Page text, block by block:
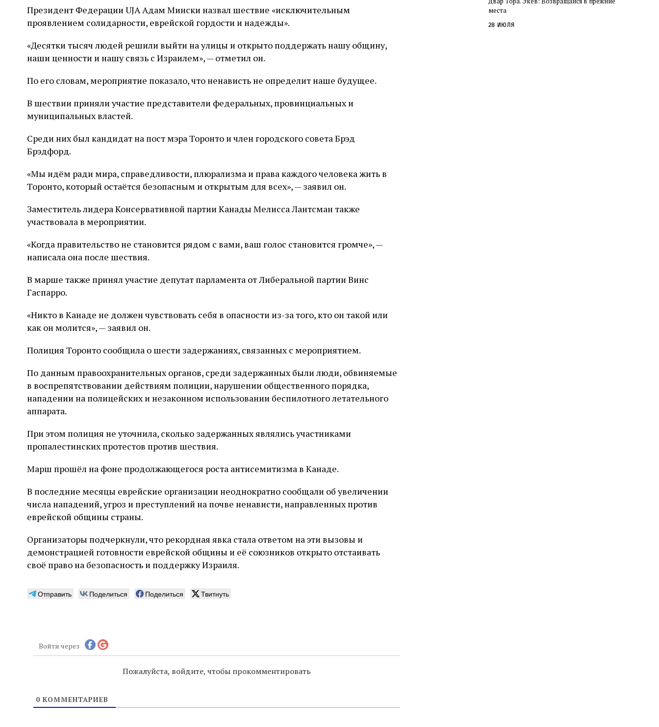
Президент Федерации UJA Адам Мински назвал шествие «исключительным
проявлением солидарности, еврейской гордости и надежды».
«Десятки тысяч людей решили выйти на улицы и открыто поддержать нашу общину,
наши ценности и нашу связь с Израилем», — отметил он.
По его словам, мероприятие показало, что ненависть не определит наше будущее.
В шествии приняли участие представители федеральных, провинциальных и
муниципальных властей.
Среди них был кандидат на пост мэра Торонто и член городского совета Брэд
Брэдфорд.
«Мы идём ради мира, справедливости, плюрализма и права каждого человека жить в
Торонто, который остаётся безопасным и открытым для всех», — заявил он.
Заместитель лидера Консервативной партии Канады Мелисса Лантсман также
участвовала в мероприятии.
«Когда правительство не становится рядом с вами, ваш голос становится громче», —
написала она после шествия.
В марше также принял участие депутат парламента от Либеральной партии Винс
Гаспарро.
«Никто в Канаде не должен чувствовать себя в опасности из-за того, кто он такой или
как он молится», — заявил он.
Полиция Торонто сообщила о шести задержаниях, связанных с мероприятием.
По данным правоохранительных органов, среди задержанных были люди, обвиняемые
в воспрепятствовании действиям полиции, нарушении общественного порядка,
нападении на полицейских и незаконном использовании беспилотного летательного
аппарата.
При этом полиция не уточнила, сколько задержанных являлись участниками
пропалестинских протестов против шествия.
Марш прошёл на фоне продолжающегося роста антисемитизма в Канаде.
В последние месяцы еврейские организации неоднократно сообщали об увеличении
числа нападений, угроз и преступлений на почве ненависти, направленных против
еврейской общины страны.
Организаторы подчеркнули, что рекордная явка стала ответом на эти вызовы и
демонстрацией готовности еврейской общины и её союзников открыто отстаивать
своё право на безопасность и поддержку Израиля.
Отправить Поделиться Поделиться Твитнуть
Войти через
Пожалуйста, войдите, чтобы прокомментировать
0КОММЕНТАРИЕВ
слово в переводе Библии
места
28 июля